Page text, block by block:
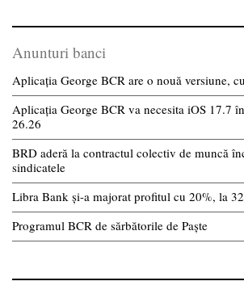
Anunturi banci
Aplicația George BCR are o nouă versiune,
Aplicația George BCR va necesita iOS 17.7
26.26
BRD aderă la contractul colectiv de muncă
sindicatele
Libra Bank și-a majorat profitul cu 20%, la
Programul BCR de sărbătorile de Paște